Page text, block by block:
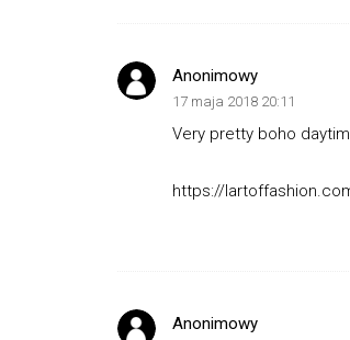
Anonimowy
17 maja 2018 20:11
Very pretty boho
https://
Anonimowy